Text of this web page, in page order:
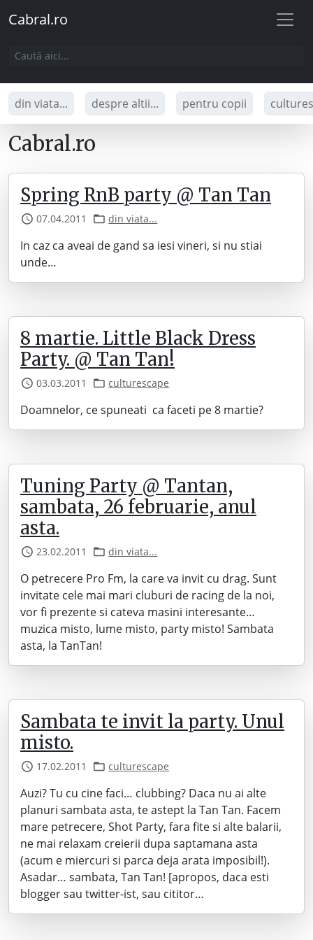
Cabral.ro
din viata... despre altii... pentru copii
Cabral.ro
Spring RnB party @ Tan Tan
07.04.2011 din viata...
In caz ca aveai de gand sa iesi vineri, si nu stiai
unde…
8 martie. Little Black Dress
Party. @ Tan Tan!
03.03.2011 culturescape
Doamnelor, ce spuneati ca faceti pe 8 martie?
Tuning Party @ Tantan,
sambata, 26 februarie, anul
asta.
23.02.2011 din viata...
O petrecere Pro Fm, la care va invit cu drag. Sunt
invitate cele mai mari cluburi de racing de la noi,
vor fi prezente si cateva masini interesante…
muzica misto, lume misto, party misto! Sambata
asta, la TanTan!
Sambata te invit la party. Unul
misto.
17.02.2011 culturescape
Auzi? Tu cu cine faci… clubbing? Daca nu ai alte
planuri sambata asta, te astept la Tan Tan. Facem
mare petrecere, Shot Party, fara fite si alte balarii,
ne mai relaxam creierii dupa saptamana asta
(acum e miercuri si parca deja arata imposibil!).
Asadar… sambata, Tan Tan! [apropos, daca esti
blogger sau twitter-ist, sau cititor…